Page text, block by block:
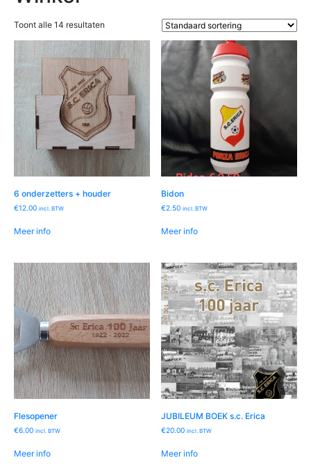
Toont alle 14 resultaten
6 onderzetters + houder
€12.00 incl. BTW
Meer info
Bidon
€2.50 incl. BTW
Meer info
Flesopener
€6.00 incl. BTW
Meer info
JUBILEUM BOEK s.c. Erica
€20.00 incl. BTW
Meer info